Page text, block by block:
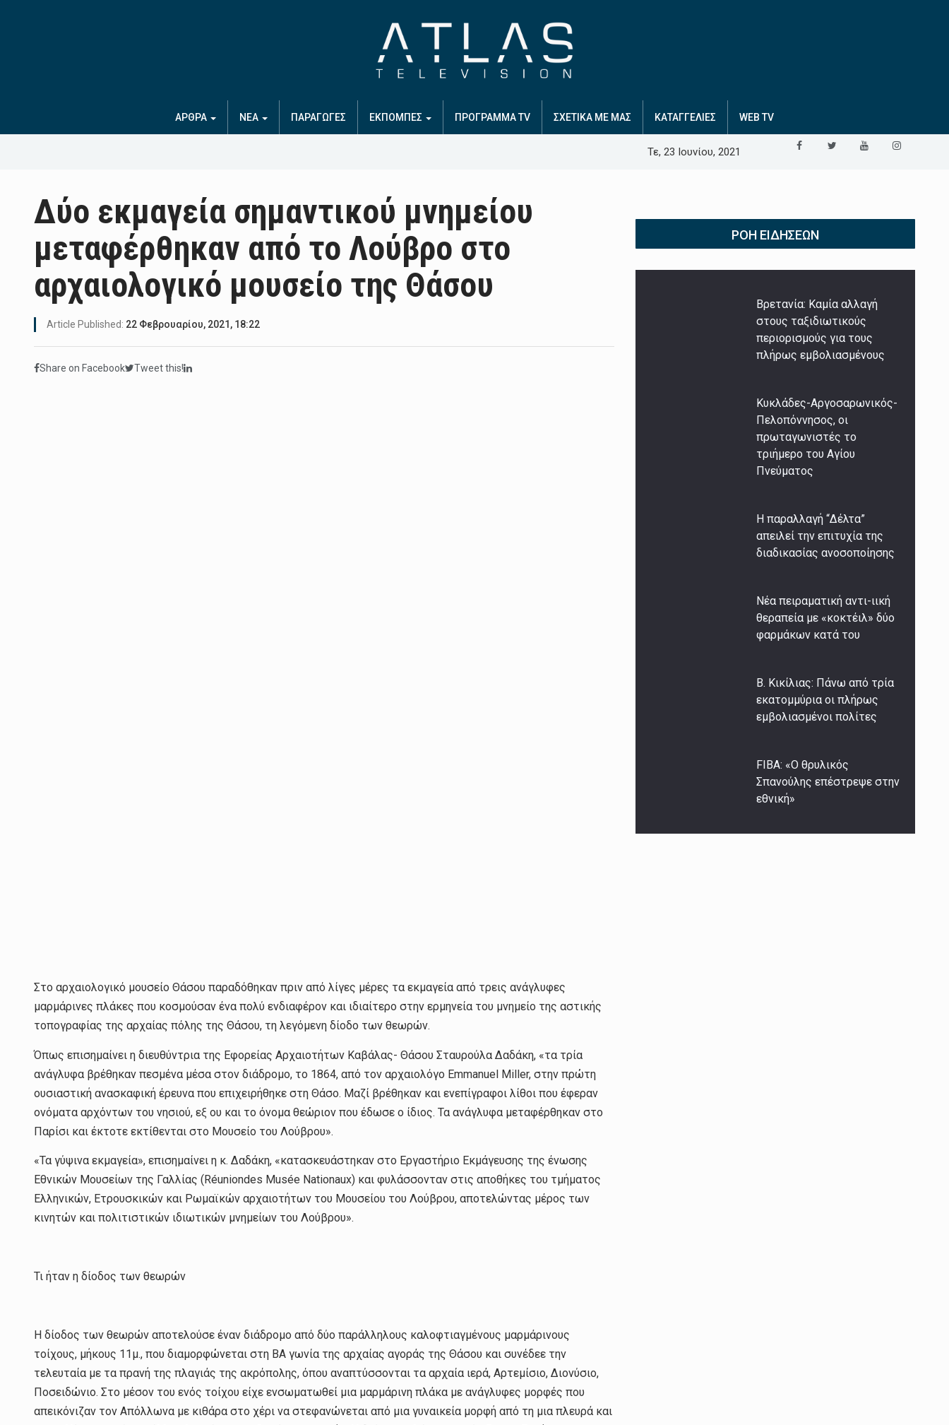
ΑΡΘΡΑ ΝΕΑ ΠΑΡΑΓΩΓΕΣ ΕΚΠΟΜΠΕΣ ΠΡΟΓΡΑΜΜΑ TV ΣΧΕΤΙΚΑ ΜΕ ΜΑΣ ΚΑΤΑΓΓΕΛΙΕΣ WEB TV
Τε, 23 Ιουνίου, 2021
Δύο εκμαγεία σημαντικού μνημείου
μεταφέρθηκαν από το Λούβρο στο
αρχαιολογικό μουσείο της Θάσου
Article Published: 22 Φεβρουαρίου, 2021, 18:22
Share on Facebook Tweet this!
Στο αρχαιολογικό μουσείο Θάσου παραδόθηκαν πριν από λίγες μέρες τα εκμαγεία από τρεις ανάγλυφες
μαρμάρινες πλάκες που κοσμούσαν ένα πολύ ενδιαφέρον και ιδιαίτερο στην ερμηνεία του μνημείο της αστικής
τοπογραφίας της αρχαίας πόλης της Θάσου, τη λεγόμενη δίοδο των θεωρών.
Όπως επισημαίνει η διευθύντρια της Εφορείας Αρχαιοτήτων Καβάλας- Θάσου Σταυρούλα Δαδάκη, «τα τρία
ανάγλυφα βρέθηκαν πεσμένα μέσα στον διάδρομο, το 1864, από τον αρχαιολόγο Emmanuel Miller, στην πρώτη
ουσιαστική ανασκαφική έρευνα που επιχειρήθηκε στη Θάσο. Μαζί βρέθηκαν και ενεπίγραφοι λίθοι που έφεραν
ονόματα αρχόντων του νησιού, εξ ου και το όνομα θεώριον που έδωσε ο ίδιος. Τα ανάγλυφα μεταφέρθηκαν στο
Παρίσι και έκτοτε εκτίθενται στο Μουσείο του Λούβρου».
«Τα γύψινα εκμαγεία», επισημαίνει η κ. Δαδάκη, «κατασκευάστηκαν στο Εργαστήριο Εκμάγευσης της ένωσης
Εθνικών Μουσείων της Γαλλίας (Réuniondes Musée Nationaux) και φυλάσσονταν στις αποθήκες του τμήματος
Ελληνικών, Ετρουσκικών και Ρωμαϊκών αρχαιοτήτων του Μουσείου του Λούβρου, αποτελώντας μέρος των
κινητών και πολιτιστικών ιδιωτικών μνημείων του Λούβρου».
Τι ήταν η δίοδος των θεωρών
Η δίοδος των θεωρών αποτελούσε έναν διάδρομο από δύο παράλληλους καλοφτιαγμένους μαρμάρινους
τοίχους, μήκους 11μ., που διαμορφώνεται στη ΒΑ γωνία της αρχαίας αγοράς της Θάσου και συνέδεε την
τελευταία με τα πρανή της πλαγιάς της ακρόπολης, όπου αναπτύσσονται τα αρχαία ιερά, Αρτεμίσιο, Διονύσιο,
Ποσειδώνιο. Στο μέσον του ενός τοίχου είχε ενσωματωθεί μια μαρμάρινη πλάκα με ανάγλυφες μορφές που
απεικόνιζαν τον Απόλλωνα με κιθάρα στο χέρι να στεφανώνεται από μια γυναικεία μορφή από τη μια πλευρά και
ΡΟΉ ΕΙΔΉΣΕΩΝ
Βρετανία: Καμία αλλαγή
στους ταξιδιωτικούς
περιορισμούς για τους
πλήρως εμβολιασμένους
Κυκλάδες-Αργοσαρωνικός-
Πελοπόννησος, οι
πρωταγωνιστές το
τριήμερο του Αγίου
Πνεύματος
Η παραλλαγή “Δέλτα”
απειλεί την επιτυχία της
διαδικασίας ανοσοποίησης
Νέα πειραματική αντι-ιική
θεραπεία με «κοκτέιλ» δύο
φαρμάκων κατά του
Β. Κικίλιας: Πάνω από τρία
εκατομμύρια οι πλήρως
εμβολιασμένοι πολίτες
FIBA: «Ο θρυλικός
Σπανούλης επέστρεψε στην
εθνική»